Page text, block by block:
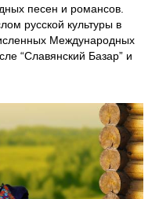
песен и романсов.
русской культуры в
Международных
“Славянский Базар” и